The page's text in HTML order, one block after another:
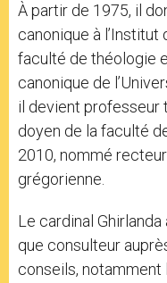
À partir de 1975, il
canonique à
faculté de théologie
canonique de
il devient professeur
doyen de la faculté
2010, nommé
grégorienne.
Le cardinal
que consulteur
conseils, notamment